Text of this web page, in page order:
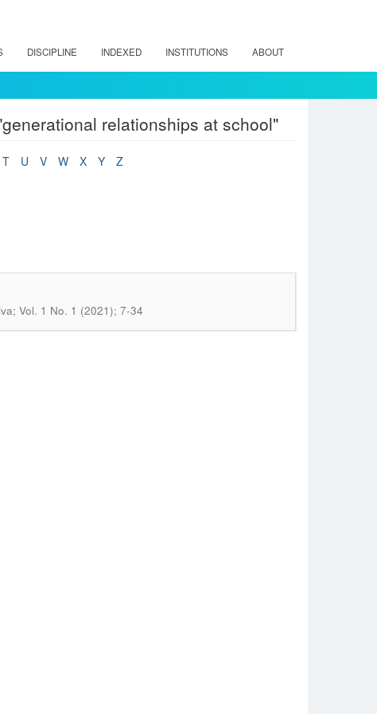
DISCIPLINE INDEXED INSTITUTIONS ABOUT
relationships at school"
T U V W X Y
Z
Vol. 1 No. 1 (2021); 7-34